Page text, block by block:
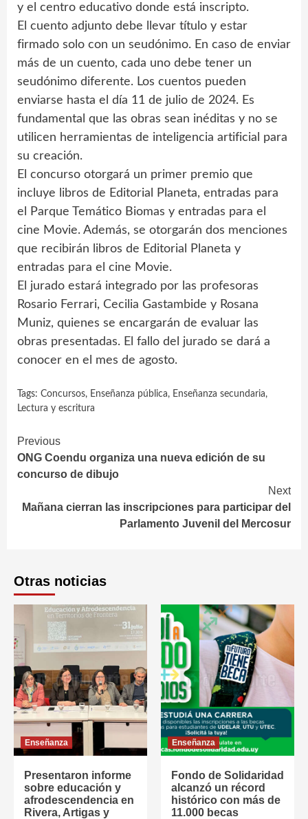
y el centro educativo donde está inscripto.
El cuento adjunto debe llevar título y estar
firmado solo con un seudónimo. En caso de enviar
más de un cuento, cada uno debe tener un
seudónimo diferente. Los cuentos pueden
enviarse hasta el día 11 de julio de 2024. Es
fundamental que las obras sean inéditas y no se
utilicen herramientas de inteligencia artificial para
su creación.
El concurso otorgará un primer premio que
incluye libros de Editorial Planeta, entradas para
el Parque Temático Biomas y entradas para el
cine Movie. Además, se otorgarán dos menciones
que recibirán libros de Editorial Planeta y
entradas para el cine Movie.
El jurado estará integrado por las profesoras
Rosario Ferrari, Cecilia Gastambide y Rosana
Muniz, quienes se encargarán de evaluar las
obras presentadas. El fallo del jurado se dará a
conocer en el mes de agosto.
Tags: Concursos, Enseñanza pública, Enseñanza secundaria,
Lectura y escritura
Continue
Reading
Previous
ONG Coendu organiza una nueva edición de su
concurso de dibujo
Next
Mañana cierran las inscripciones para participar del
Parlamento Juvenil del Mercosur
Otras noticias
Enseñanza
Presentaron informe
sobre educación y
afrodescendencia en
Rivera, Artigas y
Enseñanza
Fondo de Solidaridad
alcanzó un récord
histórico con más de
11.000 becas